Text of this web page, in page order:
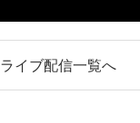
ライブ配信一覧へ